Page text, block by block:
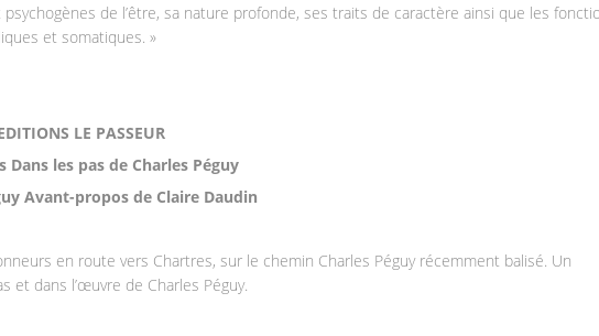
de l’être, sa nature profonde, ses traits de caractère ainsi que les
et somatiques. »
LE PASSEUR
Dans les pas de Charles Péguy
Avant-propos de Claire Daudin
en route vers Chartres, sur le chemin Charles Péguy récemment balisé. Un
et dans l’œuvre de Charles Péguy.